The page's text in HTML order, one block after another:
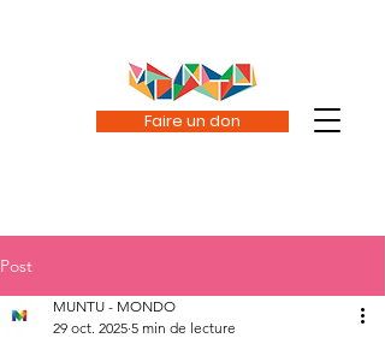
Faire un don
Post
MUNTU - MONDO
29 oct. 2025 5 min de lecture